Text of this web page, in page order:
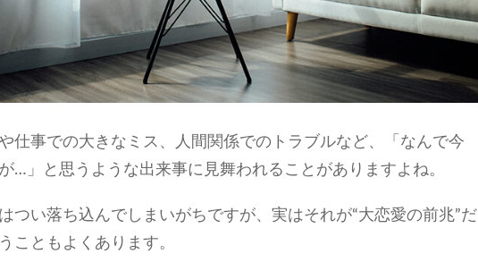
仕事での大きなミス、人間関係でのトラブルなど、「なんで今
…」と思うような出来事に見舞われることがありますよね。
つい落ち込んでしまいがちですが、実はそれが“大恋愛の前兆”だ
こともよくあります。